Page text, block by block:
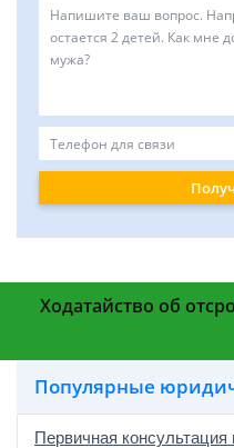
Ходатайство об
Популярные
Первичная консультация